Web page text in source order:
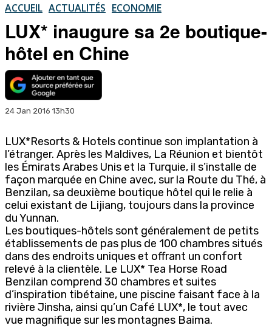
ACCUEIL ACTUALITÉS ECONOMIE
LUX* inaugure sa 2e boutique-
hôtel en Chine
24 Jan 2016 13h30
LUX*Resorts & Hotels continue son implantation à
l’étranger. Après les Maldives, La Réunion et bientôt
les Émirats Arabes Unis et la Turquie, il s’installe de
façon marquée en Chine avec, sur la Route du Thé, à
Benzilan, sa deuxième boutique hôtel qui le relie à
celui existant de Lijiang, toujours dans la province
du Yunnan.
Les boutiques-hôtels sont généralement de petits
établissements de pas plus de 100 chambres situés
dans des endroits uniques et offrant un confort
relevé à la clientèle. Le LUX* Tea Horse Road
Benzilan comprend 30 chambres et suites
d’inspiration tibétaine, une piscine faisant face à la
rivière Jinsha, ainsi qu’un Café LUX*, le tout avec
vue magnifique sur les montagnes Baima.